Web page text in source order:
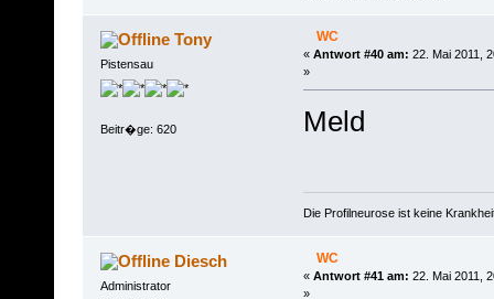
Tony
Pistensau
Beitr�ge: 620
WC
« Antwort #40 am: 22. Mai 2011,
»
Meld
Die Profilneurose ist keine
Diesch
Administrator
WC
« Antwort #41 am: 22. Mai 2011,
»